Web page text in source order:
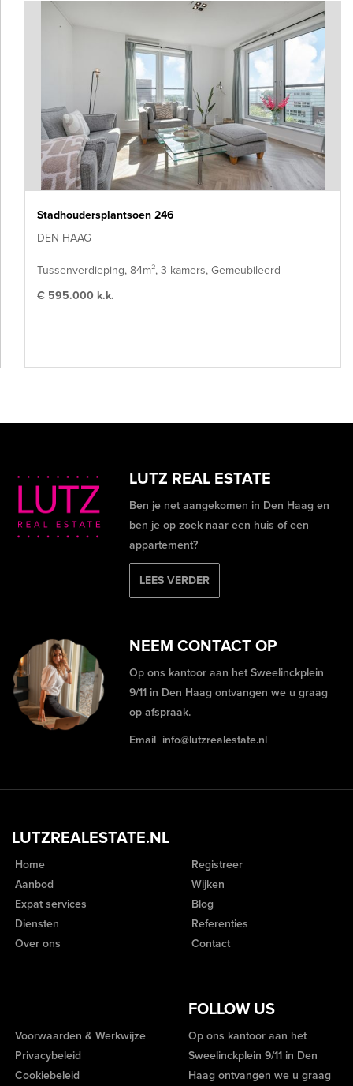
Stadhoudersplantsoen 246
DEN HAAG
Tussenverdieping, 84m², 3 kamers, Gemeubileerd
€ 595.000 k.k.
LUTZ REAL ESTATE
Ben je net aangekomen in Den Haag en
ben je op zoek naar een huis of een
appartement?
LEES VERDER
NEEM CONTACT OP
Op ons kantoor aan het Sweelinckplein
9/11 in Den Haag ontvangen we u graag
op afspraak.
Email info@lutzrealestate.nl
LUTZREALESTATE.NL
Home
Aanbod
Expat services
Diensten
Over ons
Registreer
Wijken
Blog
Referenties
Contact
FOLLOW US
Voorwaarden & Werkwijze
Privacybeleid
Cookiebeleid
Op ons kantoor aan het
Sweelinckplein 9/11 in Den
Haag ontvangen we u graag